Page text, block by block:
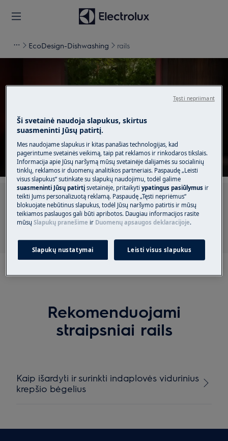
EcoDesign-Dishwashing rails
Pagalba rails
Ieškokite mūsų palaikymo straipsniuose
Rekomenduojami
straipsniai rails
Kaip išardyti ir surinkti indaplovės vidurinius
krepšio bėgelius
Ši svetainė naudoja slapukus, skirtus
suasmeninti Jūsų patirtį.
Mes naudojame slapukus ir kitas panašias technologijas, kad
pagerintume svetainės veikimą, taip pat reklamos ir rinkodaros tikslais.
Informacija apie Jūsų naršymą mūsų svetainėje dalijamės su socialinių
tinklų, reklamos ir duomenų analitikos partneriais. Paspaudę „Leisti
visus slapukus“ sutinkate su slapukų naudojimu, todėl galime
suasmeninti Jūsų patirtįsvetainėje, pritaikytiypatingus pasiūlymus ir
teikti Jums personalizuotą reklamą. Paspaudę „Tęsti nepriėmus“
blokuojate nebūtinus slapukus, todėl Jūsų naršymo patirtis ir mūsų
teikiamos paslaugos gali būti apribotos. Daugiau informacijos rasite
mūsųSlapukų pranešime ir Duomenų apsaugos deklaracijoje.
Slapukų nustatymai Leisti visus slapukus
Tęsti nepriimant